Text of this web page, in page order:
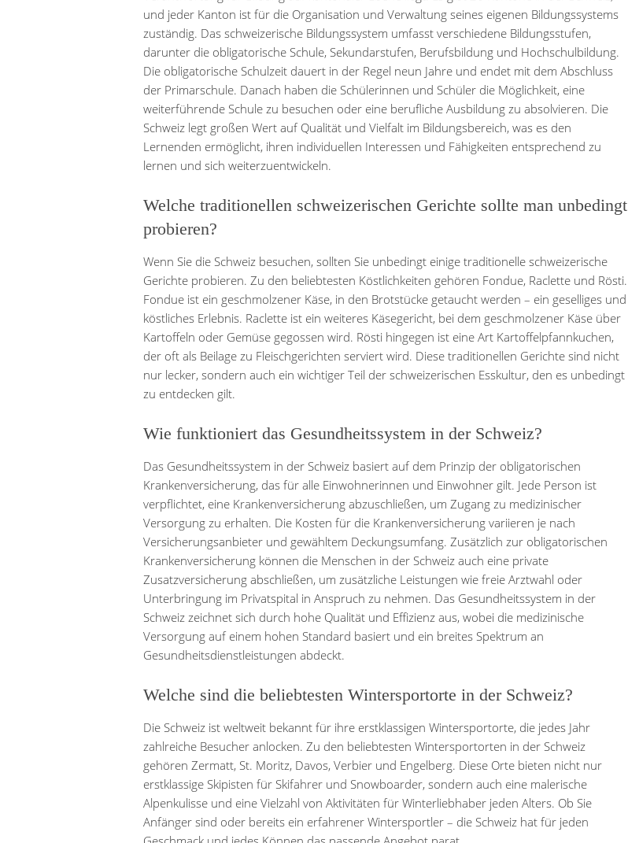
und jeder Kanton ist für die Organisation und Verwaltung seines eigenen Bildungssystems
zuständig. Das schweizerische Bildungssystem umfasst verschiedene Bildungsstufen,
darunter die obligatorische Schule, Sekundarstufen, Berufsbildung und Hochschulbildung.
Die obligatorische Schulzeit dauert in der Regel neun Jahre und endet mit dem Abschluss
der Primarschule. Danach haben die Schülerinnen und Schüler die Möglichkeit, eine
weiterführende Schule zu besuchen oder eine berufliche Ausbildung zu absolvieren. Die
Schweiz legt großen Wert auf Qualität und Vielfalt im Bildungsbereich, was es den
Lernenden ermöglicht, ihren individuellen Interessen und Fähigkeiten entsprechend zu
lernen und sich weiterzuentwickeln.
Welche traditionellen schweizerischen Gerichte sollte man unbedingt
probieren?
Wenn Sie die Schweiz besuchen, sollten Sie unbedingt einige traditionelle schweizerische
Gerichte probieren. Zu den beliebtesten Köstlichkeiten gehören Fondue, Raclette und Rösti.
Fondue ist ein geschmolzener Käse, in den Brotstücke getaucht werden – ein geselliges und
köstliches Erlebnis. Raclette ist ein weiteres Käsegericht, bei dem geschmolzener Käse über
Kartoffeln oder Gemüse gegossen wird. Rösti hingegen ist eine Art Kartoffelpfannkuchen,
der oft als Beilage zu Fleischgerichten serviert wird. Diese traditionellen Gerichte sind nicht
nur lecker, sondern auch ein wichtiger Teil der schweizerischen Esskultur, den es unbedingt
zu entdecken gilt.
Wie funktioniert das Gesundheitssystem in der Schweiz?
Das Gesundheitssystem in der Schweiz basiert auf dem Prinzip der obligatorischen
Krankenversicherung, das für alle Einwohnerinnen und Einwohner gilt. Jede Person ist
verpflichtet, eine Krankenversicherung abzuschließen, um Zugang zu medizinischer
Versorgung zu erhalten. Die Kosten für die Krankenversicherung variieren je nach
Versicherungsanbieter und gewähltem Deckungsumfang. Zusätzlich zur obligatorischen
Krankenversicherung können die Menschen in der Schweiz auch eine private
Zusatzversicherung abschließen, um zusätzliche Leistungen wie freie Arztwahl oder
Unterbringung im Privatspital in Anspruch zu nehmen. Das Gesundheitssystem in der
Schweiz zeichnet sich durch hohe Qualität und Effizienz aus, wobei die medizinische
Versorgung auf einem hohen Standard basiert und ein breites Spektrum an
Gesundheitsdienstleistungen abdeckt.
Welche sind die beliebtesten Wintersportorte in der Schweiz?
Die Schweiz ist weltweit bekannt für ihre erstklassigen Wintersportorte, die jedes Jahr
zahlreiche Besucher anlocken. Zu den beliebtesten Wintersportorten in der Schweiz
gehören Zermatt, St. Moritz, Davos, Verbier und Engelberg. Diese Orte bieten nicht nur
erstklassige Skipisten für Skifahrer und Snowboarder, sondern auch eine malerische
Alpenkulisse und eine Vielzahl von Aktivitäten für Winterliebhaber jeden Alters. Ob Sie
Anfänger sind oder bereits ein erfahrener Wintersportler – die Schweiz hat für jeden